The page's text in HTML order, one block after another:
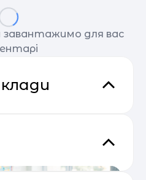
завантажимо для вас